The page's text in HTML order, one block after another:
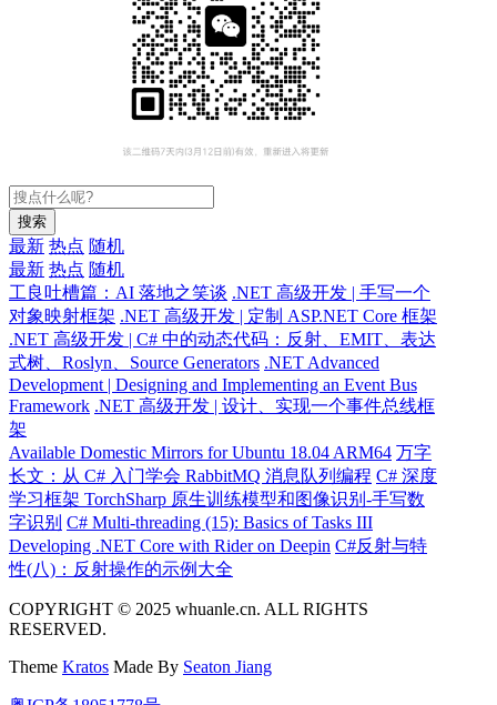
搜索
最新 热点 随机
最新 热点 随机
工良吐槽篇：AI 落地之笑谈 .NET 高级开发 | 手写一个
对象映射框架 .NET 高级开发 | 定制 ASP.NET Core 框架
.NET 高级开发 | C# 中的动态代码：反射、EMIT、表达
式树、Roslyn、Source Generators .NET Advanced
Development | Designing and Implementing an Event Bus
Framework .NET 高级开发 | 设计、实现一个事件总线框
架
Available Domestic Mirrors for Ubuntu 18.04 ARM64 万字
长文：从 C# 入门学会 RabbitMQ 消息队列编程 C# 深度
学习框架 TorchSharp 原生训练模型和图像识别-手写数
字识别 C# Multi-threading (15): Basics of Tasks III
Developing .NET Core with Rider on Deepin C#反射与特
性(八)：反射操作的示例大全
COPYRIGHT © 2025 whuanle.cn. ALL RIGHTS
RESERVED.
Theme Kratos Made By Seaton Jiang